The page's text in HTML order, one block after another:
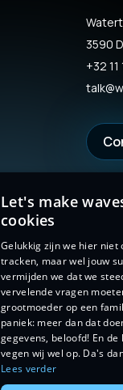
3590
+32 11
Let's make
cookies
Gelukkig zijn we hier niet
tracken, maar wel jouw
vermijden we dat we
vervelende vragen
grootmoeder op een
paniek: meer dan dat
gegevens, beloofd! En de
vegen wij wel op. Da's
Lees verder